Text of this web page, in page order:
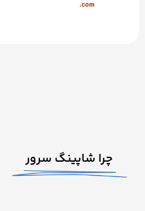
شاپینگ سرور